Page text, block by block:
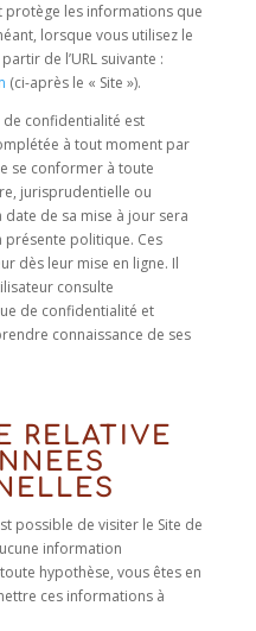
protège les informations que
lorsque vous utilisez le
de l’URL suivante :
(ci-après le « Site »).
confidentialité est
à tout moment par
se conformer à toute
jurisprudentielle ou
de sa mise à jour sera
présente politique. Ces
dès leur mise en ligne. Il
consulte
de confidentialité et
connaissance de ses
RELATIVE
possible de visiter le Site de
information
hypothèse, vous êtes en
ces informations à